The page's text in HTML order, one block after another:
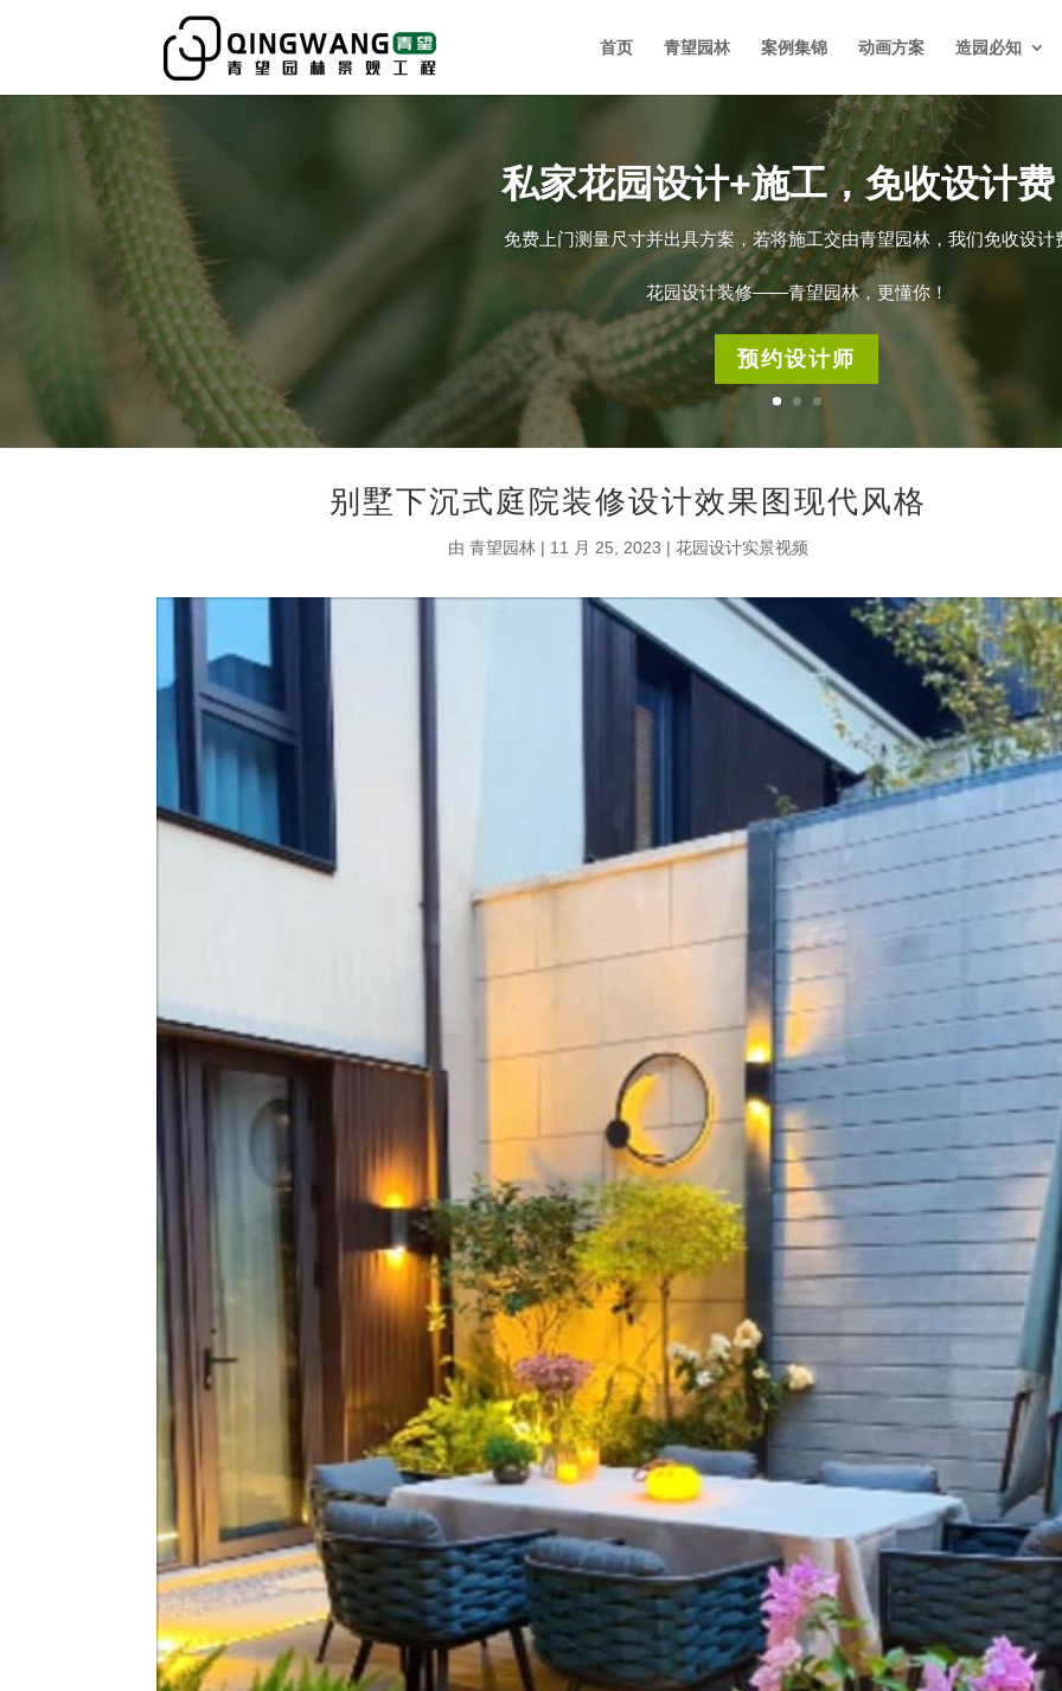
首页 青望园林 案例集锦 动画方案 造园必知
私家花园设计+施工，免收设计
免费上门测量尺寸并出具方案，若将施工交由青望园林，我们免收设计
花园设计装修——青望园林，更懂你！
预约设计师
别墅下沉式庭院装修设计效果图现代风格
由 青望园林| 11 月 25, 2023 | 花园设计实景视频